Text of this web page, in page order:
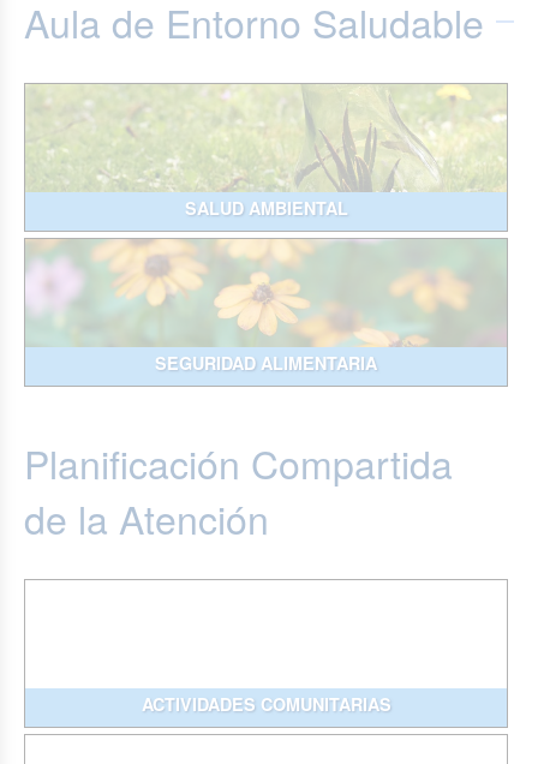
Aula de Entorno Saludable
SALUD AMBIENTAL
SEGURIDAD ALIMENTARIA
Planificación Compartida
de la Atención
ACTIVIDADES COMUNITARIAS